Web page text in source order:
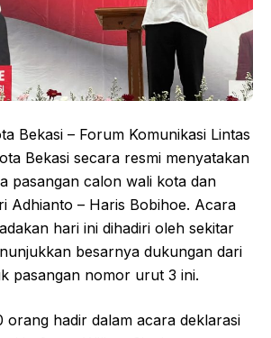
Bekasi – Forum Komunikasi Lintas
Bekasi secara resmi menyatakan
pasangan calon wali kota dan
Adhianto – Haris Bobihoe. Acara
hari ini dihadiri oleh sekitar
besarnya dukungan dari
pasangan nomor urut 3 ini.
orang hadir dalam acara deklarasi